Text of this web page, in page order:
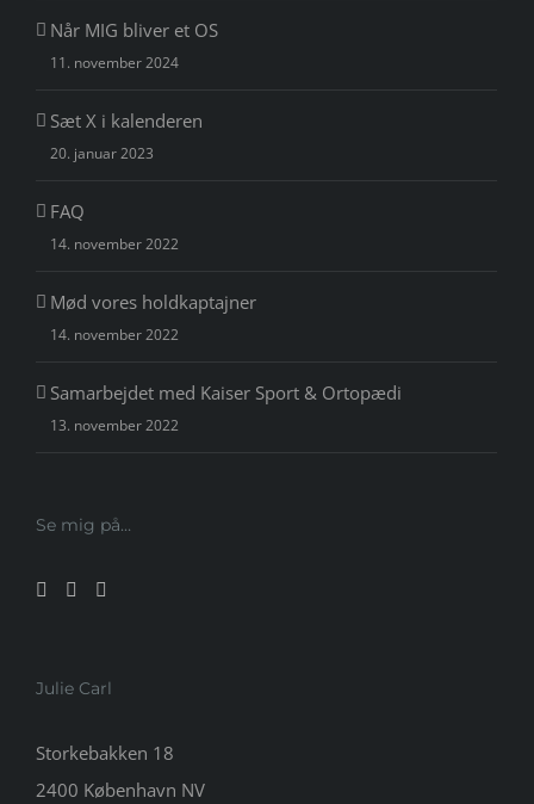
Når MIG bliver et OS
11. november 2024
Sæt X i kalenderen
20. januar 2023
FAQ
14. november 2022
Mød vores holdkaptajner
14. november 2022
Samarbejdet med Kaiser Sport & Ortopædi
13. november 2022
Se mig på…
Julie Carl
Storkebakken 18
2400 København NV